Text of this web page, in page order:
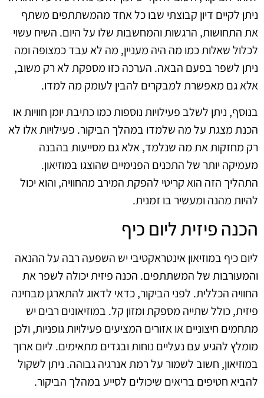
ניתן לקיים דיון קבוצתי שבו כל אחד מהמשתתפים משתף
את התחושות, הרגשות והמחשבות שלו על היום. השיח עשוי
לכלול שאלות כמו מה היה מעניין, מה לא עבד כמצופה ומה
ניתן לשפר בפעם הבאה. הערכה כזו מספקת לא רק משוב,
אלא גם מאפשרת למבקרים להבין לעומק מה למדו.
בנוסף, ניתן לשלב פעילויות נוספות כמו כתיבת יומן חוויות או
הכנת מצגת על מה שלמדו במהלך הביקור. פעילויות אלו לא
רק מחזקות את מה שנלמד, אלא גם מסייעות בהבנה
מעמיקה יותר של התכנים הפנימיים שהוצגו במוזיאון.
התהליך הזה הוא קריטי להפקת המירב מהחוויה, והוא יכול
להיות מהנה ומעשיר בו זמנית.
הכנה פיזית ליום כיף
ליום כיף במוזיאון אינטראקטיבי יש השפעה רבה על ההנאה
והמעורבות של המשתתפים. הכנה פיזית יכולה לשפר את
החוויה הכללית. לפני הביקור, כדאי לדאוג להתארגן מבחינה
פיזית, כולל שתייה מספקת ומזון קל. במוזיאונים רבים יש
מתחמים חיצוניים או אזורים המציעים פעילויות גופניות, ולכן
מומלץ להגיע עם נעליים נוחות ובגדים מתאימים. ליום ארוך
במוזיאון, חשוב לשמור על רמת אנרגיה גבוהה. ניתן לשקול
להביא חטיפים בריאים שיכולים לסייע במהלך הביקור.